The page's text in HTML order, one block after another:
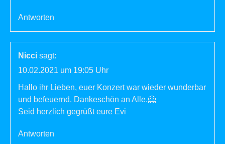
Antworten
Nicci sagt:
10.02.2021 um 19:05 Uhr
Hallo ihr Lieben, euer Konzert war wieder wunderbar
und befeuernd. Dankeschön an Alle.🤗
Seid herzlich gegrüßt eure Evi
Antworten